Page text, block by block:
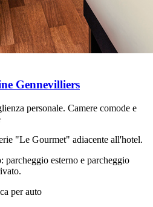
Gennevilliers
personale. Camere comode e
"Le Gourmet" adiacente all'hotel.
parcheggio esterno e parcheggio
per auto